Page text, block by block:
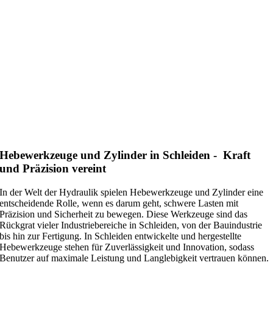
Hebewerkzeuge und Zylinder in Schleiden - Kraft
und Präzision vereint
In der Welt der Hydraulik spielen Hebewerkzeuge und Zylinder eine
entscheidende Rolle, wenn es darum geht, schwere Lasten mit
Präzision und Sicherheit zu bewegen. Diese Werkzeuge sind das
Rückgrat vieler Industriebereiche in Schleiden, von der Bauindustrie
bis hin zur Fertigung. In Schleiden entwickelte und hergestellte
Hebewerkzeuge stehen für Zuverlässigkeit und Innovation, sodass
Benutzer auf maximale Leistung und Langlebigkeit vertrauen können.